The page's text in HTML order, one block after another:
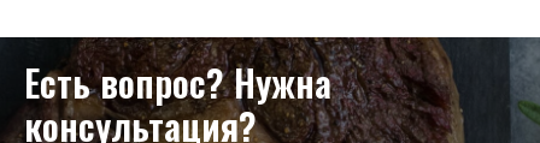
Есть вопрос? Нужна
консультация?